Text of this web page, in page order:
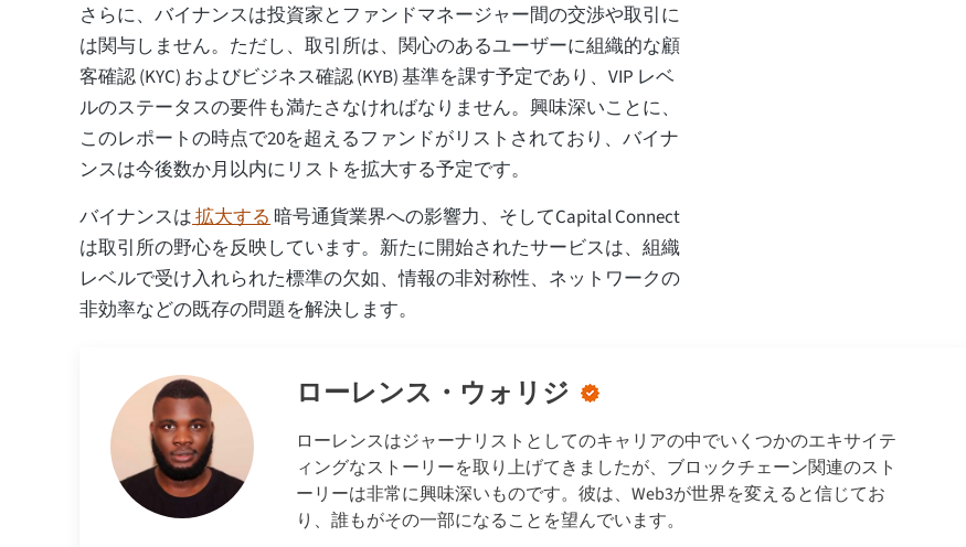
さらに、バイナンスは投資家とファンドマネージャー間の交渉や取引に
は関与しません。ただし、取引所は、関心のあるユーザーに組織的な顧
客確認 (KYC) およびビジネス確認 (KYB) 基準を課す予定であり、VIP レベ
ルのステータスの要件も満たさなければなりません。興味深いことに、
このレポートの時点で20を超えるファンドがリストされており、バイナ
ンスは今後数か月以内にリストを拡大する予定です。
バイナンスは拡大する 暗号通貨業界への影響力、そしてCapital Connect
は取引所の野心を反映しています。新たに開始されたサービスは、組織
レベルで受け入れられた標準の欠如、情報の非対称性、ネットワークの
非効率などの既存の問題を解決します。
ローレンス・ウォリジ
ローレンスはジャーナリストとしてのキャリアの中でいくつかのエキサイテ
ィングなストーリーを取り上げてきましたが、ブロックチェーン関連のスト
ーリーは非常に興味深いものです。彼は、Web3が世界を変えると信じてお
り、誰もがその一部になることを望んでいます。